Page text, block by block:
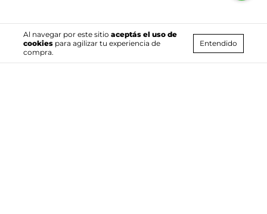
Al navegar por este sitio aceptás el uso de
cookies para agilizar tu experiencia de
compra.
Entendido